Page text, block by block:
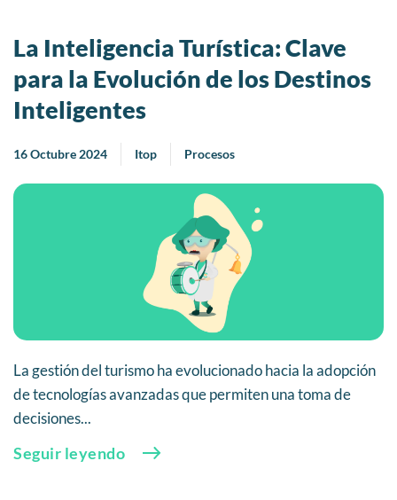
La Inteligencia Turística: Clave
para la Evolución de los Destinos
Inteligentes
16 Octubre 2024 Itop Procesos
La gestión del turismo ha evolucionado hacia la adopción
de tecnologías avanzadas que permiten una toma de
decisiones...
Seguir leyendo